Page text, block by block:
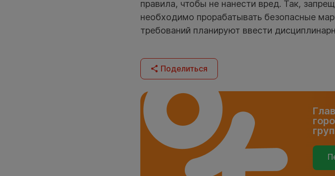
правила, чтобы не нанести вред. Так,
необходимо прорабатывать безопасные
требований планируют ввести
Поделиться